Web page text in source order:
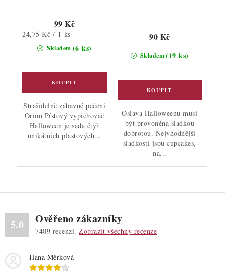
Skladem (6 ks)
99 Kč
Měrná
24,75 Kč / 1 ks
Strašidelně zábavné pečení
Orion Pístový vypichovač
Halloween je sada čtyř
unikátních plastových...
Skladem(19 ks)
90 Kč
Oslava Halloweenu musí
být provoněna sladkou
dobrotou. Nejvhodnější
sladkostí jsou cupcakes,
na...
5.0 Ověřeno zákazníky
7409 recenzí. Zobrazit všechny recenze
Hana Měrková